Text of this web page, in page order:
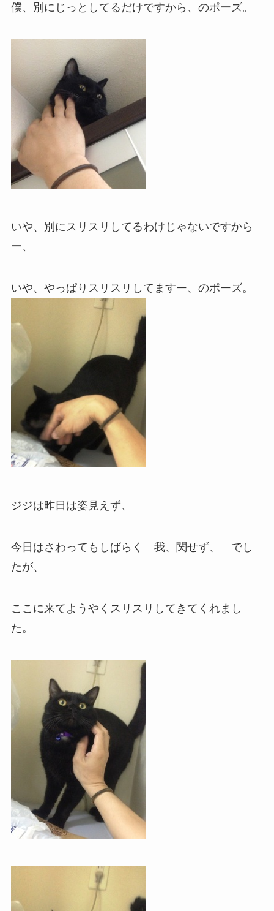
僕、別にじっとしてるだけですから、のポーズ。
いや、別にスリスリしてるわけじゃないですから
ー、
いや、やっぱりスリスリしてますー、のポーズ。
ジジは昨日は姿見えず、
今日はさわってもしばらく 我、関せず、 でし
たが、
ここに来てようやくスリスリしてきてくれまし
た。